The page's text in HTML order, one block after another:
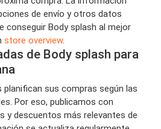
de envío y otros datos
conseguir Body splash al mejor
store overview.
de Body splash para
sus compras según las
Por eso, publicamos con
y descuentos más relevantes de